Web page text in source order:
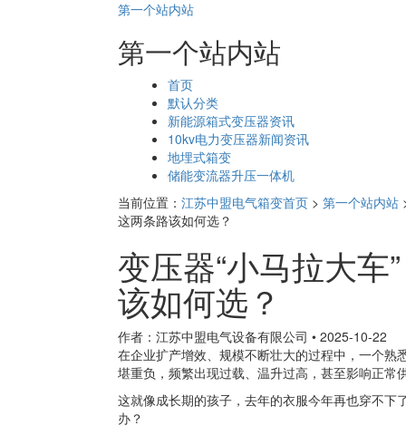
第一个站内站
第一个站内站
首页
默认分类
新能源箱式变压器资讯
10kv电力变压器新闻资讯
地埋式箱变
储能变流器升压一体机
当前位置： 江苏中盟电气箱变首页 > 第一个站内站
这两条路该如何选？
变压器“小马拉大
该如何选？
作者：江苏中盟电气设备有限公司 • 2025-10-22
在企业扩产增效、规模不断壮大的过程中，一个
堪重负，频繁出现过载、温升过高，甚至影响正常
这就像成长期的孩子，去年的衣服今年再也穿不
办？